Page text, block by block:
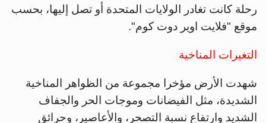
رحلة كانت تغادر الولايات المتحدة أو تصل إليها، بحسب
موقع "فلايت اوير دوت كوم".
التغيرات المناخية
شهدت الأرض مؤخرا مجموعة من الظواهر المناخية
الشديدة، مثل الفيضانات وموجات الحر والجفاف
الشديد وارتفاع نسبة التصحر، والأعاصير، وحرائق